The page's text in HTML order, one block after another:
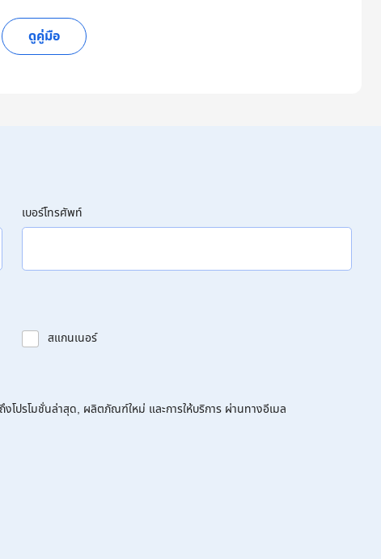
ดูคู่มือ
เบอร์โทรศัพท์
สแกนเนอร์
โปรโมชั่นล่าสุด, ผลิตภัณฑ์ใหม่ และการให้บริการ ผ่านทางอีเมล